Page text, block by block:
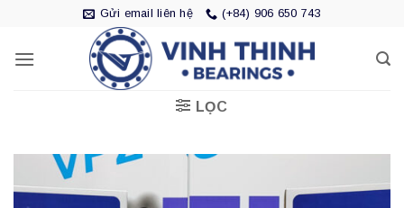
nội
Gửi email liên hệ (+84) 906 650 743
LỌC